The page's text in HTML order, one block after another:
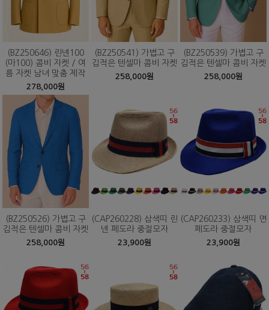
(BZ250646) 린넨100
(마100) 콤비 자켓 / 여
름 자켓 남녀 맞춤 제작
278,000원
(BZ250541) 가볍고 구
김적은 텐셀마 콤비 자켓
258,000원
(BZ250539) 가볍고 구
김적은 텐셀마 콤비 자켓
258,000원
(BZ250526) 가볍고 구
김적은 텐셀마 콤비 자켓
258,000원
(CAP260228) 삼색띠 린
넨 페도라 중절모자
23,900원
(CAP260233) 삼색띠 면
페도라 중절모자
23,900원